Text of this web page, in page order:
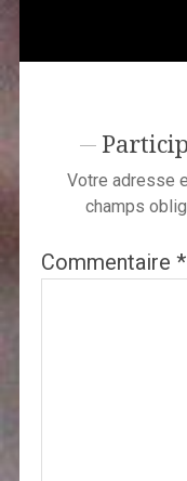
Votre adresse
champs
Commentaire *